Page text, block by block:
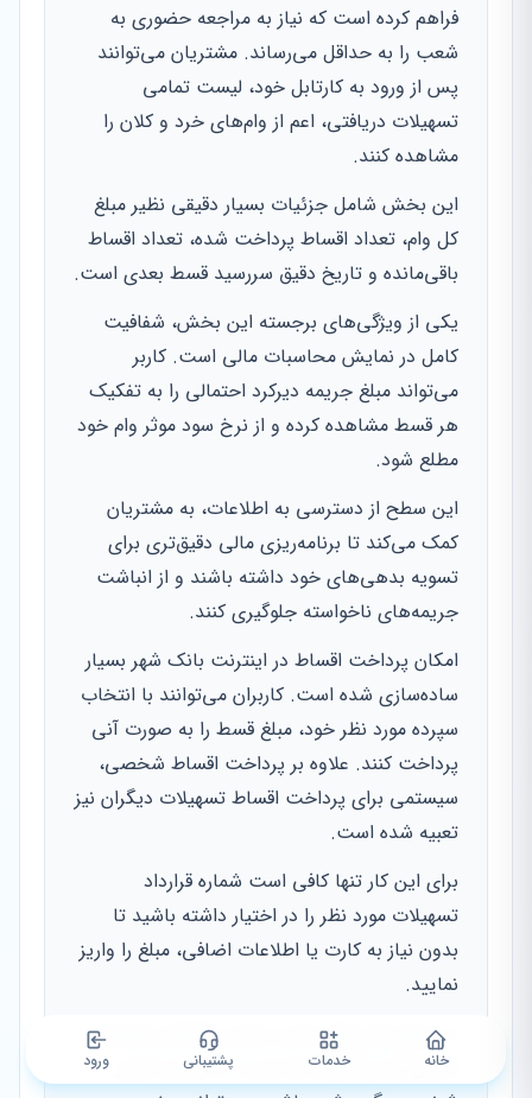
فراهم کرده است که نیاز به مراجعه حضوری به
شعب را به حداقل می‌رساند. مشتریان می‌توانند
پس از ورود به کارتابل خود، لیست تمامی
تسهیلات دریافتی، اعم از وام‌های خرد و کلان را
مشاهده کنند.
این بخش شامل جزئیات بسیار دقیقی نظیر مبلغ
کل وام، تعداد اقساط پرداخت شده، تعداد اقساط
باقی‌مانده و تاریخ دقیق سررسید قسط بعدی است.
یکی از ویژگی‌های برجسته این بخش، شفافیت
کامل در نمایش محاسبات مالی است. کاربر
می‌تواند مبلغ جریمه دیرکرد احتمالی را به تفکیک
هر قسط مشاهده کرده و از نرخ سود موثر وام خود
مطلع شود.
این سطح از دسترسی به اطلاعات، به مشتریان
کمک می‌کند تا برنامه‌ریزی مالی دقیق‌تری برای
تسویه بدهی‌های خود داشته باشند و از انباشت
جریمه‌های ناخواسته جلوگیری کنند.
امکان پرداخت اقساط در اینترنت بانک شهر بسیار
ساده‌سازی شده است. کاربران می‌توانند با انتخاب
سپرده مورد نظر خود، مبلغ قسط را به صورت آنی
پرداخت کنند. علاوه بر پرداخت اقساط شخصی،
سیستمی برای پرداخت اقساط تسهیلات دیگران نیز
تعبیه شده است.
برای این کار تنها کافی است شماره قرارداد
تسهیلات مورد نظر را در اختیار داشته باشید تا
بدون نیاز به کارت یا اطلاعات اضافی، مبلغ را واریز
نمایید.
در به‌روزرسانی‌های اخیر، بخش مشاهده وضعیت
ضامن‌ها نیز اضافه شده است. اگر شما ضامن
خانه خدمات پشتیبانی ورود